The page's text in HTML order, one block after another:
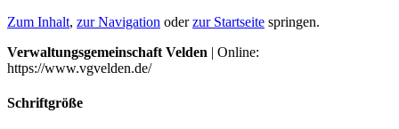
Zum Inhalt, zur Navigation oderzur Startseite springen.
Verwaltungsgemeinschaft Velden | Online:
https://www.vgvelden.de/
Schriftgröße